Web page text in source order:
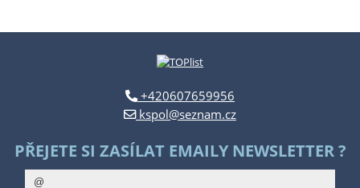
+420607659956
kspol@seznam.cz
PŘEJETE SI ZASÍLAT EMAILY NEWSLETTER ?